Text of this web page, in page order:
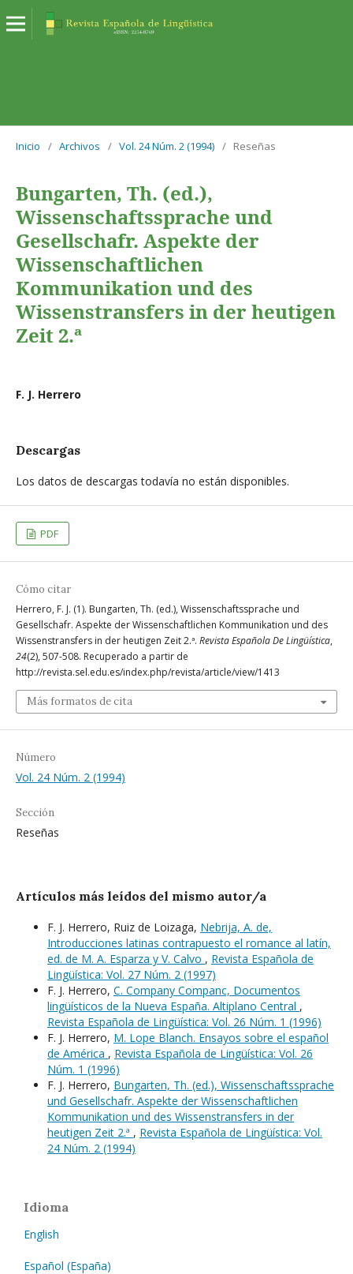
Inicio / Archivos / Vol. 24 Núm. 2 (1994) / Reseñas
Bungarten, Th. (ed.),
Wissenschaftssprache und
Gesellschafr. Aspekte der
Wissenschaftlichen
Kommunikation und des
Wissenstransfers in der heutigen
Zeit 2.ª
F. J. Herrero
Descargas
Los datos de descargas todavía no están disponibles.
PDF
Cómo citar
Herrero, F. J. (1). Bungarten, Th. (ed.), Wissenschaftssprache und
Gesellschafr. Aspekte der Wissenschaftlichen Kommunikation und des
Wissenstransfers in der heutigen Zeit 2.ª. Revista Española De Lingüística,
24(2), 507-508. Recuperado a partir de
http://revista.sel.edu.es/index.php/revista/article/view/1413
Más formatos de cita
Número
Vol. 24 Núm. 2 (1994)
Sección
Reseñas
Artículos más leídos del mismo autor/a
F. J. Herrero, Ruiz de Loizaga, Nebrija, A. de,
Introducciones latinas contrapuesto el romance al latín,
ed. de M. A. Esparza y V. Calvo , Revista Española de
Lingüística: Vol. 27 Núm. 2 (1997)
F. J. Herrero, C. Company Companc, Documentos
lingüísticos de la Nueva España. Altiplano Central ,
Revista Española de Lingüística: Vol. 26 Núm. 1 (1996)
F. J. Herrero, M. Lope Blanch. Ensayos sobre el español
de América , Revista Española de Lingüística: Vol. 26
Núm. 1 (1996)
F. J. Herrero, Bungarten, Th. (ed.), Wissenschaftssprache
und Gesellschafr. Aspekte der Wissenschaftlichen
Kommunikation und des Wissenstransfers in der
heutigen Zeit 2.ª , Revista Española de Lingüística: Vol.
24 Núm. 2 (1994)
Idioma
English
Español (España)